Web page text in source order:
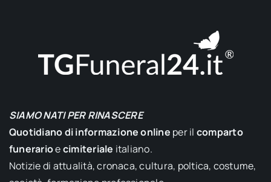
SIAMO NATI PER RINASCERE
Quotidiano di informazione online per il comparto
funerarioecimiteriale italiano.
Notizie di attualità, cronaca, cultura, poltica, costume,